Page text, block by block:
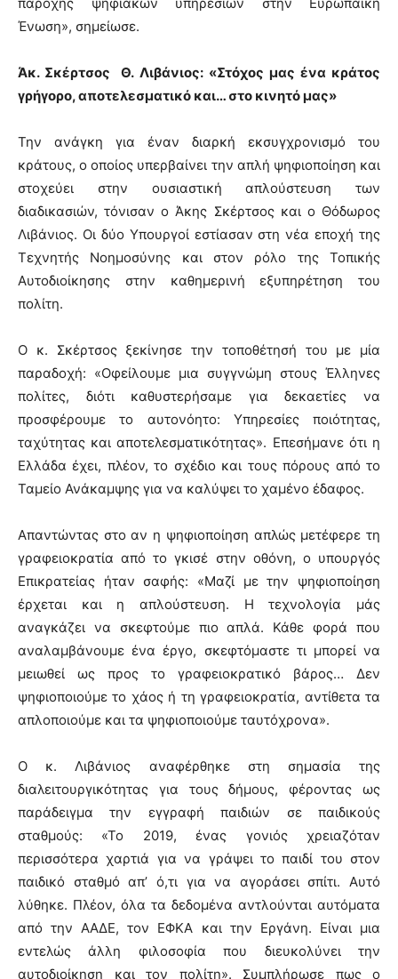
Ένωση», σημείωσε.
Άκ. Σκέρτσος Θ. Λιβάνιος: «Στόχος μας ένα κράτος
γρήγορο, αποτελεσματικό και… στο κινητό μας»
Την ανάγκη για έναν διαρκή εκσυγχρονισμό του
κράτους, ο οποίος υπερβαίνει την απλή ψηφιοποίηση και
στοχεύει στην ουσιαστική απλούστευση των
διαδικασιών, τόνισαν ο Άκης Σκέρτσος και ο Θόδωρος
Λιβάνιος. Οι δύο Υπουργοί εστίασαν στη νέα εποχή της
Τεχνητής Νοημοσύνης και στον ρόλο της Τοπικής
Αυτοδιοίκησης στην καθημερινή εξυπηρέτηση του
πολίτη.
Ο κ. Σκέρτσος ξεκίνησε την τοποθέτησή του με μία
παραδοχή: «Οφείλουμε μια συγγνώμη στους Έλληνες
πολίτες, διότι καθυστερήσαμε για δεκαετίες να
προσφέρουμε το αυτονόητο: Υπηρεσίες ποιότητας,
ταχύτητας και αποτελεσματικότητας». Επεσήμανε ότι η
Ελλάδα έχει, πλέον, το σχέδιο και τους πόρους από το
Ταμείο Ανάκαμψης για να καλύψει το χαμένο έδαφος.
Απαντώντας στο αν η ψηφιοποίηση απλώς μετέφερε τη
γραφειοκρατία από το γκισέ στην οθόνη, ο υπουργός
Επικρατείας ήταν σαφής: «Μαζί με την ψηφιοποίηση
έρχεται και η απλούστευση. Η τεχνολογία μάς
αναγκάζει να σκεφτούμε πιο απλά. Κάθε φορά που
αναλαμβάνουμε ένα έργο, σκεφτόμαστε τι μπορεί να
μειωθεί ως προς το γραφειοκρατικό βάρος… Δεν
ψηφιοποιούμε το χάος ή τη γραφειοκρατία, αντίθετα τα
απλοποιούμε και τα ψηφιοποιούμε ταυτόχρονα».
Ο κ. Λιβάνιος αναφέρθηκε στη σημασία της
διαλειτουργικότητας για τους δήμους, φέροντας ως
παράδειγμα την εγγραφή παιδιών σε παιδικούς
σταθμούς: «Το 2019, ένας γονιός χρειαζόταν
περισσότερα χαρτιά για να γράψει το παιδί του στον
παιδικό σταθμό απ’ ό,τι για να αγοράσει σπίτι. Αυτό
λύθηκε. Πλέον, όλα τα δεδομένα αντλούνται αυτόματα
από την ΑΑΔΕ, τον ΕΦΚΑ και την Εργάνη. Είναι μια
εντελώς άλλη φιλοσοφία που διευκολύνει την
αυτοδιοίκηση και τον πολίτη». Συμπλήρωσε πως ο